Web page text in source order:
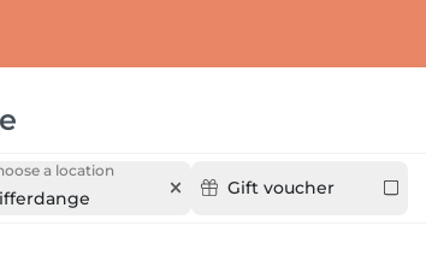
a location
Gift voucher